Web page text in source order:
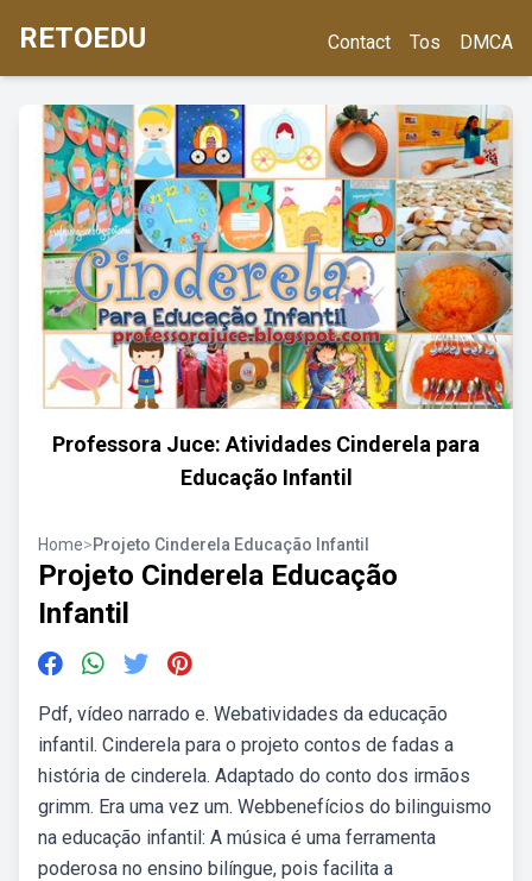
RETOEDU Contact Tos DMCA
Professora Juce: Atividades Cinderela para
Educação Infantil
Home>Projeto Cinderela Educação Infantil
Projeto Cinderela Educação
Infantil
Pdf, vídeo narrado e. Webatividades da educação
infantil. Cinderela para o projeto contos de fadas a
história de cinderela. Adaptado do conto dos irmãos
grimm. Era uma vez um. Webbenefícios do bilinguismo
na educação infantil: A música é uma ferramenta
poderosa no ensino bilíngue, pois facilita a